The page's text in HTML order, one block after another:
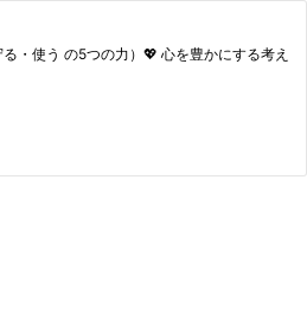
・使う の5つの力）💖 心を豊かにする考え